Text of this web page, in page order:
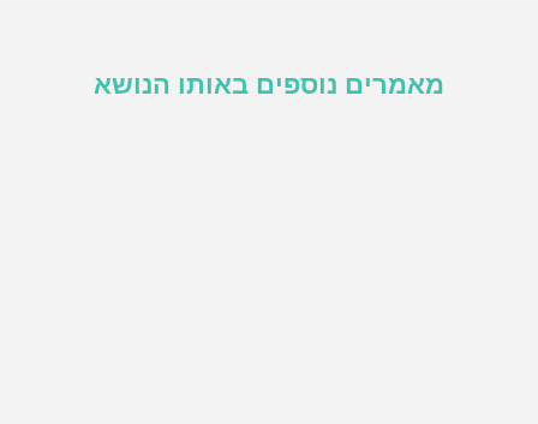
מאמרים נוספים באותו הנושא